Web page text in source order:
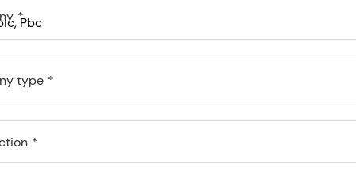
PBC
St Pmb 90375, San Francisco, California, US
type